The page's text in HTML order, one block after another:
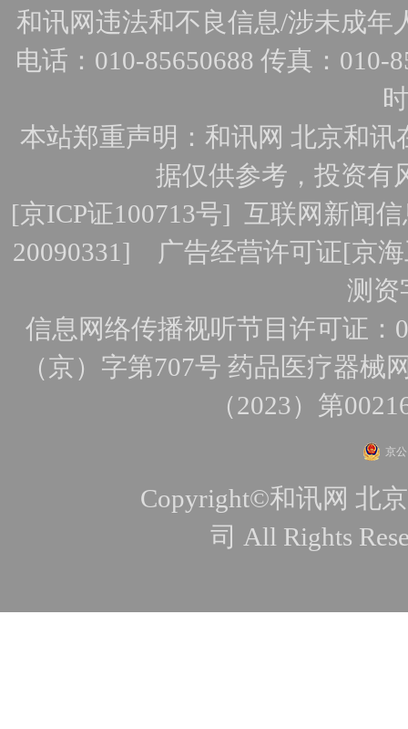
和讯网违法和不良信息/涉未成年
电话：010-85650688 传真：010-
本站郑重声明：和讯网 北京和
据仅供参考，投资有
[京ICP证100713号]互联网新闻
20090331] 广告经营许可证[京
测资
信息网络传播视听节目许可证：
（京）字第707号 药品医疗器械
（2023）第
京
Copyright©和讯网 北
司 All Rights